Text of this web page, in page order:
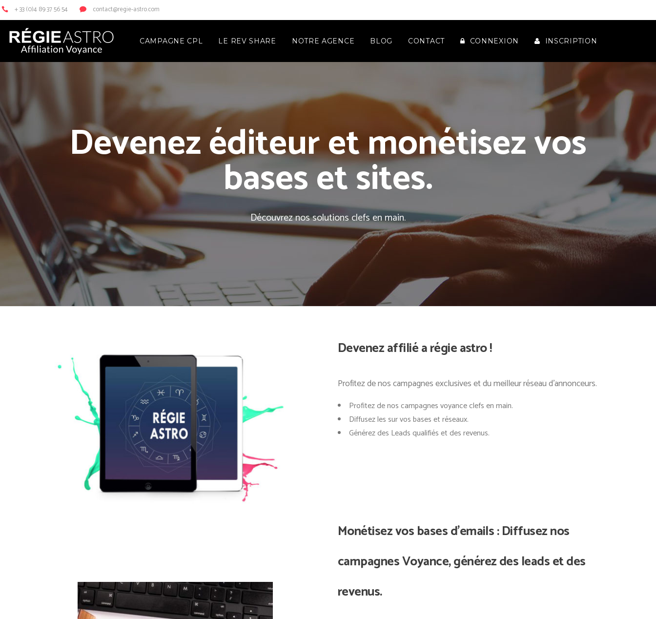
+ 33 (0)4 89 37 56 54 contact@regie-astro.com
CAMPAGNE CPL LE REV SHARE NOTRE AGENCE BLOG CONTACT CONNEXION INSCRIPTION
Devenez éditeur et monétisez vos
bases et sites.
Découvrez nos solutions clefs en main.
Devenez affilié a régie astro !
Profitez de nos campagnes exclusives et du meilleur réseau d’annonceurs.
Profitez de nos campagnes voyance clefs en main.
Diffusez les sur vos bases et réseaux.
Générez des Leads qualifiés et des revenus.
Monétisez vos bases d’emails : Diffusez nos
campagnes Voyance, générez des leads et des
revenus.